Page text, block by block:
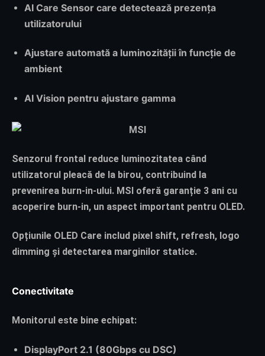
AI Care Sensor care detectează prezența
utilizatorului
Ajustare automată a luminozității în funcție de
ambient
AI Vision pentru ajustare gamma
Senzorul frontal reduce luminozitatea când
utilizatorul pleacă de la birou, contribuind la
prevenirea burn-in-ului. MSI oferă garanție 3 ani cu
acoperire burn-in, un aspect important pentru OLED.
Opțiunile OLED Care includ pixel shift, refresh, logo
dimming și detectarea marginilor statice.
Conectivitate
Monitorul este bine echipat:
DisplayPort 2.1 (80Gbps cu DSC)